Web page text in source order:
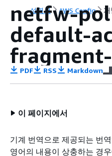
설명서 AWS Config 개
netfw-
default-
PDF RSS Markdown
이 페이지에서
기계 번역으로 제공되는 번
영어의 내용이 상충하는 경